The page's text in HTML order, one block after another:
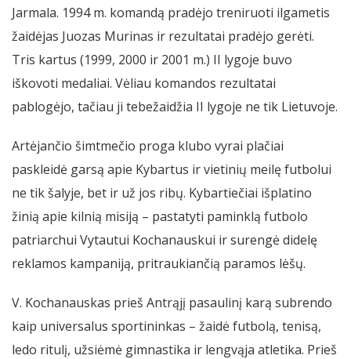
Jarmala. 1994 m. komandą pradėjo treniruoti ilgametis
žaidėjas Juozas Murinas ir rezultatai pradėjo gerėti.
Tris kartus (1999, 2000 ir 2001 m.) II lygoje buvo
iškovoti medaliai. Vėliau komandos rezultatai
pablogėjo, tačiau ji tebežaidžia II lygoje ne tik Lietuvoje.
Artėjančio šimtmečio proga klubo vyrai plačiai
paskleidė garsą apie Kybartus ir vietinių meilę futbolui
ne tik šalyje, bet ir už jos ribų. Kybartiečiai išplatino
žinią apie kilnią misiją – pastatyti paminklą futbolo
patriarchui Vytautui Kochanauskui ir surengė didelę
reklamos kampaniją, pritraukiančią paramos lėšų.
V. Kochanauskas prieš Antrąjį pasaulinį karą subrendo
kaip universalus sportininkas – žaidė futbolą, tenisą,
ledo ritulį, užsiėmė gimnastika ir lengvąja atletika. Prieš